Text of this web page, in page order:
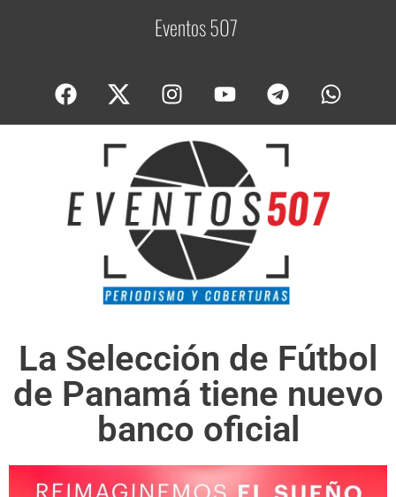
Eventos 507C
La Selección de Fútbol
de Panamá tiene nuevo
banco oficial